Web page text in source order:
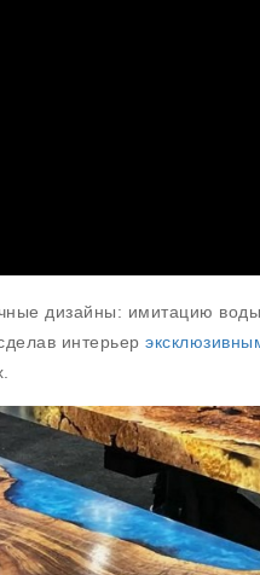
дизайны: имитацию
интерьер